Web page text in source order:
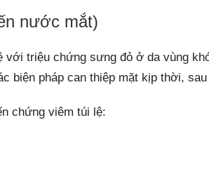
nước mắt)
với triệu chứng sưng đỏ ở da vùng
biện pháp can thiệp mặt kịp thời,
chứng viêm túi lệ: